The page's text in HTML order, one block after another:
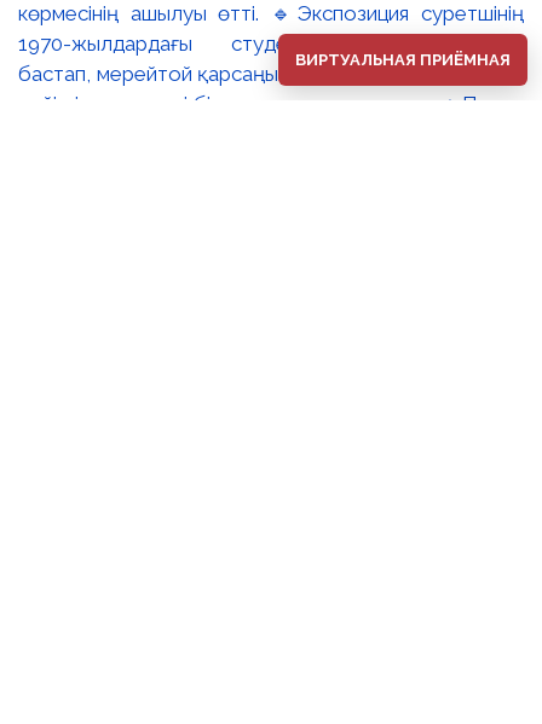
көрмесінің ашылуы өтті. 🔹Экспозиция суретшінің
1970-жылдардағы студенттік туындыларынан
бастап, мерейтой қарсаңындағы соңғы еңбектеріне
дейінгі әр кезеңді бір арнаға тоғыстырады. 🔸Павел
ВИРТУАЛЬНАЯ ПРИЁМНАЯ